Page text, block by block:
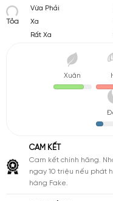
Tỏa
Vừa Phải
Xa
Rất Xa
Xuân
CAM KẾT
Cam kết chính hãng.
ngay 10 triệu nếu phát
hàng Fake.